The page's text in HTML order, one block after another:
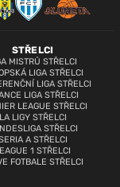
STŘELCI
MISTRŮ STŘELCI
LIGA STŘELCI
LIGA STŘELCI
LIGA STŘELCI
LEAGUE STŘELCI
LA LIGY STŘELCI
STŘELCI
A STŘELCI
1 STŘELCI
FOTBALE STŘELCI